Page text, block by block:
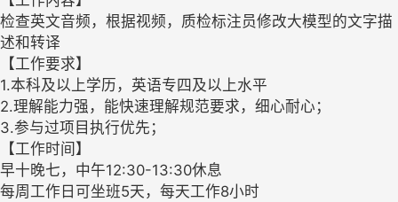
检查英文音频，根据视频，质检标注员修改大模型的文字描
述和转译
【工作要求】
1.本科及以上学历，英语专四及以上水平
2.理解能力强，能快速理解规范要求，细心耐心；
3.参与过项目执行优先；
【工作时间】
早十晚七，中午12:30-13:30休息
每周工作日可坐班5天，每天工作8小时